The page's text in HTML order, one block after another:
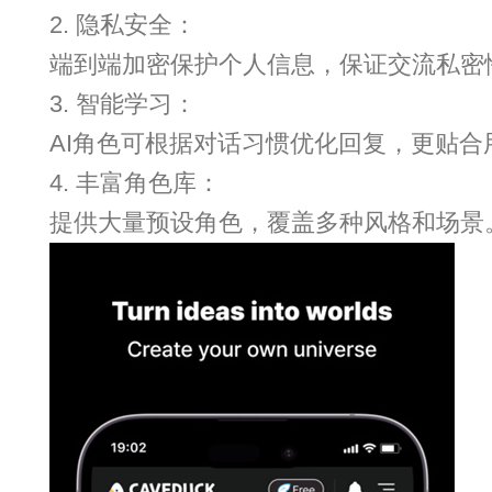
2. 隐私安全：
端到端加密保护个人信息，保证交流私密
3. 智能学习：
AI角色可根据对话习惯优化回复，更贴合
4. 丰富角色库：
提供大量预设角色，覆盖多种风格和场景